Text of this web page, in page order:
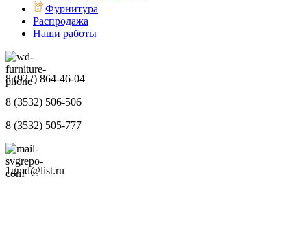
Фурнитура
Распродажа
Наши работы
8 (922) 864-46-04
8 (3532) 506-506
8 (3532) 505-777
1gmd@list.ru